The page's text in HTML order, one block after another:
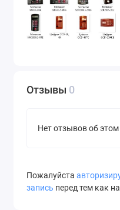
Отзывы 0
Нет отзывов об этом
Пожалуйста
запись перед тем как